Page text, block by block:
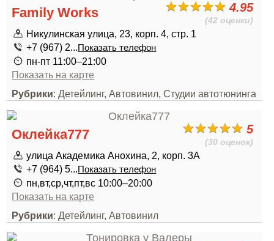
4.95
(42 оценки)
Family Works
Никулинская улица, 23, корп. 4, стр. 1
+7 (967) 2...Показать телефон
пн-пт 11:00–21:00
Показать на карте
Рубрики: Детейлинг, Автовинил, Студии автотюнинга
5
(30 оценок)
Оклейка777
улица Академика Анохина, 2, корп. 3А
+7 (964) 5...Показать телефон
пн,вт,ср,чт,пт,вс 10:00–20:00
Показать на карте
Рубрики: Детейлинг, Автовинил